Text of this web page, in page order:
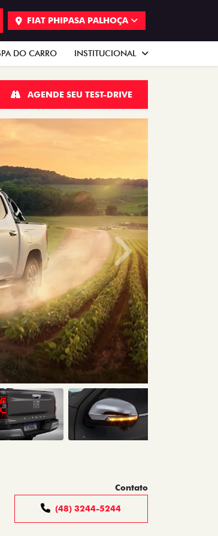
FIAT PHIPASA PALHOÇA
DO CARRO INSTITUCIONAL
AGENDE SEU TEST-DRIVE
Próximo
Contato
(48) 3244-5244